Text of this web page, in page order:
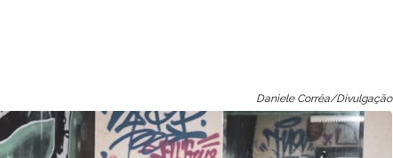
Daniele Corrêa/Divulgação